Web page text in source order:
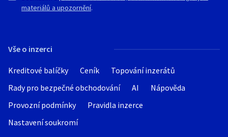
Vše o inzerci
Kreditové balíčky Ceník
Topování inzerátů
Rady pro bezpečné obchodování
AI
Nápověda
Provozní podmínky
Pravidla inzerce
Nastavení soukromí
materiálů a upozornění.